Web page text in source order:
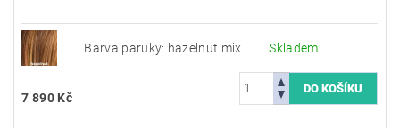
Barva paruky: hazelnut mix Skladem
7 890 Kč